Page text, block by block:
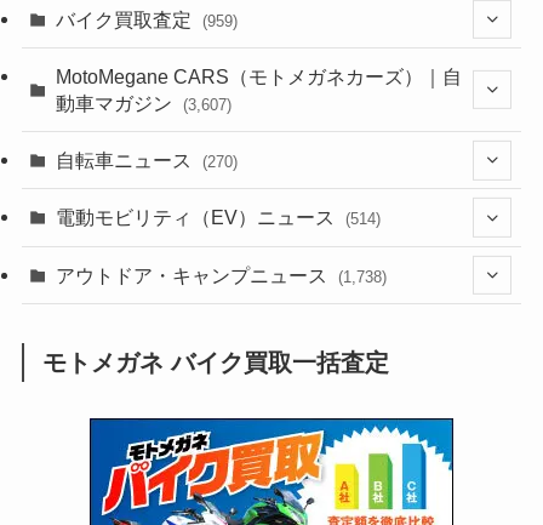
(44)
(639)
(118)
(60)
(31)
(51)
(34)
(252)
(38)
(24)
(16)
(25)
(249)
(64)
(16)
(62)
(306)
(6,958)
(2,474)
(249)
(1,226)
(12)
(131)
(167)
(66)
(16)
(141)
(1,142)
(166)
(23)
(415)
バイク買取査定 (959)
(352)
MotoMegane CARS（モトメガネカーズ）｜自
動車マガジン
(3,607)
(186)
(137)
(74)
(2,744)
(126)
(170)
自転車ニュース (270)
(54)
(211)
電動モビリティ（EV）ニュース (514)
(132)
(171)
(118)
(27)
アウトドア・キャンプニュース (1,738)
(1,605)
(147)
モトメガネ バイク買取一括査定